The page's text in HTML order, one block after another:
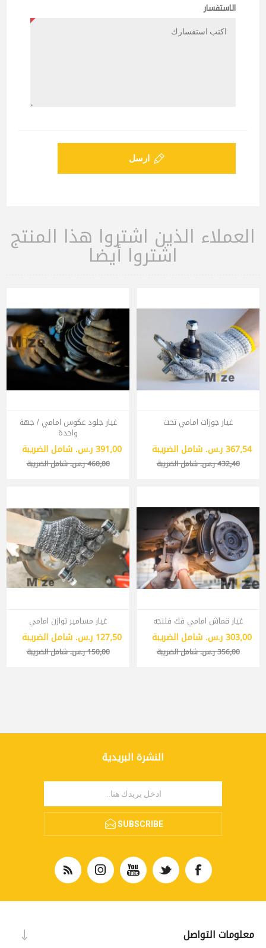
الاستفسار
ارسل
العملاء الذين اشتروا هذا المنتج
اشتروا أيضا
غيار جوزات امامي تحت
367٫54 ر.س.‏ شامل الضريبة
432٫40 ر.س.‏ شامل الضريبة
غيار جلود عكوس امامي / جهة
واحدة
391٫00 ر.س.‏ شامل الضريبة
460٫00 ر.س.‏ شامل الضريبة
غيار قماش امامي فك فلنجه
303٫00 ر.س.‏ شامل الضريبة
356٫00 ر.س.‏ شامل الضريبة
غيار مسامير توازن امامي
127٫50 ر.س.‏ شامل الضريبة
150٫00 ر.س.‏ شامل الضريبة
النشرة البريدية
SUBSCRIBE
معلومات التواصل